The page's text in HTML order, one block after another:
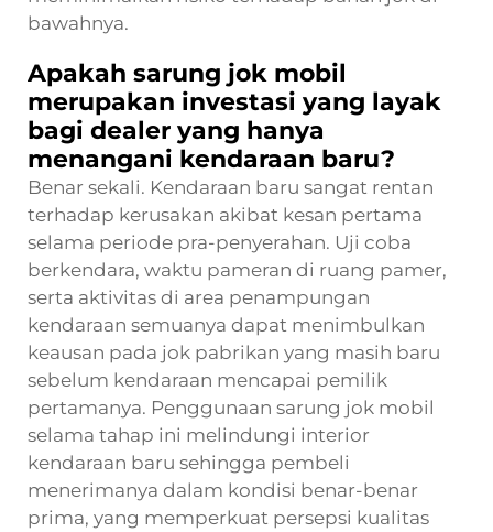
bawahnya.
Apakah sarung jok mobil
merupakan investasi yang layak
bagi dealer yang hanya
menangani kendaraan baru?
Benar sekali. Kendaraan baru sangat rentan
terhadap kerusakan akibat kesan pertama
selama periode pra-penyerahan. Uji coba
berkendara, waktu pameran di ruang pamer,
serta aktivitas di area penampungan
kendaraan semuanya dapat menimbulkan
keausan pada jok pabrikan yang masih baru
sebelum kendaraan mencapai pemilik
pertamanya. Penggunaan sarung jok mobil
selama tahap ini melindungi interior
kendaraan baru sehingga pembeli
menerimanya dalam kondisi benar-benar
prima, yang memperkuat persepsi kualitas